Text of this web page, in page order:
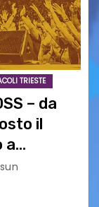
TRIESTE
– da
il
a